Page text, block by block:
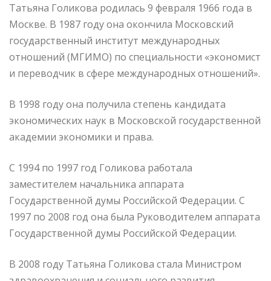
Татьяна Голикова родилась 9 февраля 1966 года в
Москве. В 1987 году она окончила Московский
государственный институт международных
отношений (МГИМО) по специальности «экономист
и переводчик в сфере международных отношений».
В 1998 году она получила степень кандидата
экономических наук в Московской государственной
академии экономики и права.
С 1994 по 1997 год Голикова работала
заместителем начальника аппарата
Государственной думы Российской Федерации. С
1997 по 2008 год она была Руководителем аппарата
Государственной думы Российской Федерации.
В 2008 году Татьяна Голикова стала Министром